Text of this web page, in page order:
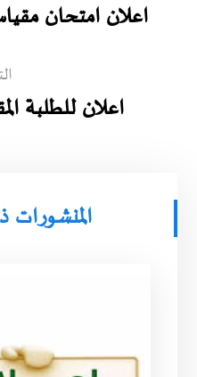
اعلان امتحان
اعلان للطلبة